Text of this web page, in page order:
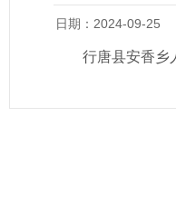
日期：2024-09-25
行唐县安香乡